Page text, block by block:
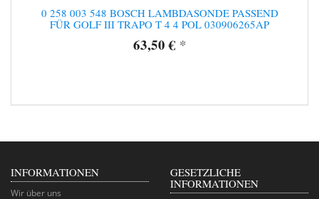
0 258 003 548 BOSCH LAMBDASONDE PASSEND
FÜR GOLF III TRAPO T 4 4 POL 030906265AP
63,50 € *
INFORMATIONEN
Wir über uns
GESETZLICHE
INFORMATIONEN